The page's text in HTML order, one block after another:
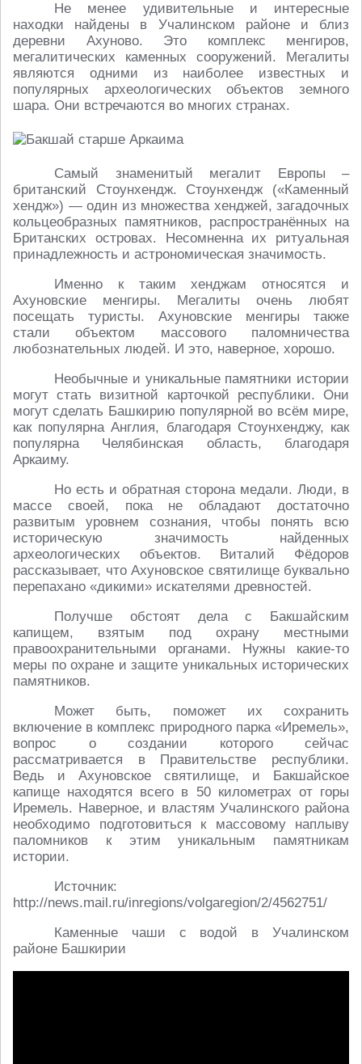
Не менее удивительные и интересные
находки найдены в Учалинском районе и близ
деревни Ахуново. Это комплекс менгиров,
мегалитических каменных сооружений. Мегалиты
являются одними из наиболее известных и
популярных археологических объектов земного
шара. Они встречаются во многих странах.
Самый знаменитый мегалит Европы –
британский Стоунхендж. Стоунхендж («Каменный
хендж») — один из множества хенджей, загадочных
кольцеобразных памятников, распространённых на
Британских островах. Несомненна их ритуальная
принадлежность и астрономическая значимость.
Именно к таким хенджам относятся и
Ахуновские менгиры. Мегалиты очень любят
посещать туристы. Ахуновские менгиры также
стали объектом массового паломничества
любознательных людей. И это, наверное, хорошо.
Необычные и уникальные памятники истории
могут стать визитной карточкой республики. Они
могут сделать Башкирию популярной во всём мире,
как популярна Англия, благодаря Стоунхенджу, как
популярна Челябинская область, благодаря
Аркаиму.
Но есть и обратная сторона медали. Люди, в
массе своей, пока не обладают достаточно
развитым уровнем сознания, чтобы понять всю
историческую значимость найденных
археологических объектов. Виталий Фёдоров
рассказывает, что Ахуновское святилище буквально
перепахано «дикими» искателями древностей.
Получше обстоят дела с Бакшайским
капищем, взятым под охрану местными
правоохранительными органами. Нужны какие-то
меры по охране и защите уникальных исторических
памятников.
Может быть, поможет их сохранить
включение в комплекс природного парка «Иремель»,
вопрос о создании которого сейчас
рассматривается в Правительстве республики.
Ведь и Ахуновское святилище, и Бакшайское
капище находятся всего в 50 километрах от горы
Иремель. Наверное, и властям Учалинского района
необходимо подготовиться к массовому наплыву
паломников к этим уникальным памятникам
истории.
Источник:
http://news.mail.ru/inregions/volgaregion/2/4562751/
Каменные чаши с водой в Учалинском
районе Башкирии